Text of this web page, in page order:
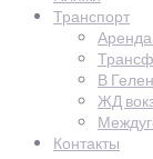
Транспорт
В
ЖД
Контакты